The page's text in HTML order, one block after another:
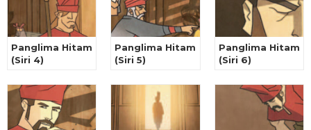
Panglima Hitam
(Siri 4)
Panglima Hitam
(Siri 5)
Panglima Hitam
(Siri 6)